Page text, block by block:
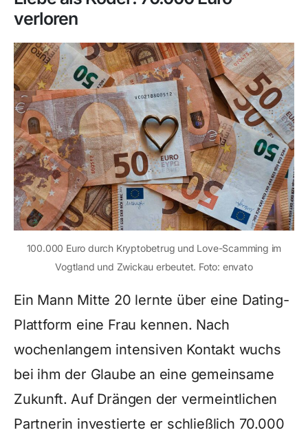
verloren
100.000 Euro durch Kryptobetrug und Love-Scamming im
Vogtland und Zwickau erbeutet. Foto: envato
Ein Mann Mitte 20 lernte über eine Dating-
Plattform eine Frau kennen. Nach
wochenlangem intensiven Kontakt wuchs
bei ihm der Glaube an eine gemeinsame
Zukunft. Auf Drängen der vermeintlichen
Partnerin investierte er schließlich 70.000